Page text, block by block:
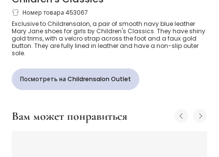
Синие туфли с золотистыми деталями
для девочек
Номер товара 453067
Exclusive to Childrensalon, a pair of smooth navy blue leather
Mary Jane shoes for girls by Children's Classics. They have shiny
gold trims, with a velcro strap across the foot and a faux gold
button. They are fully lined in leather and have a non-slip outer
sole.
Посмотреть на Childrensalon Outlet
Вам может понравиться